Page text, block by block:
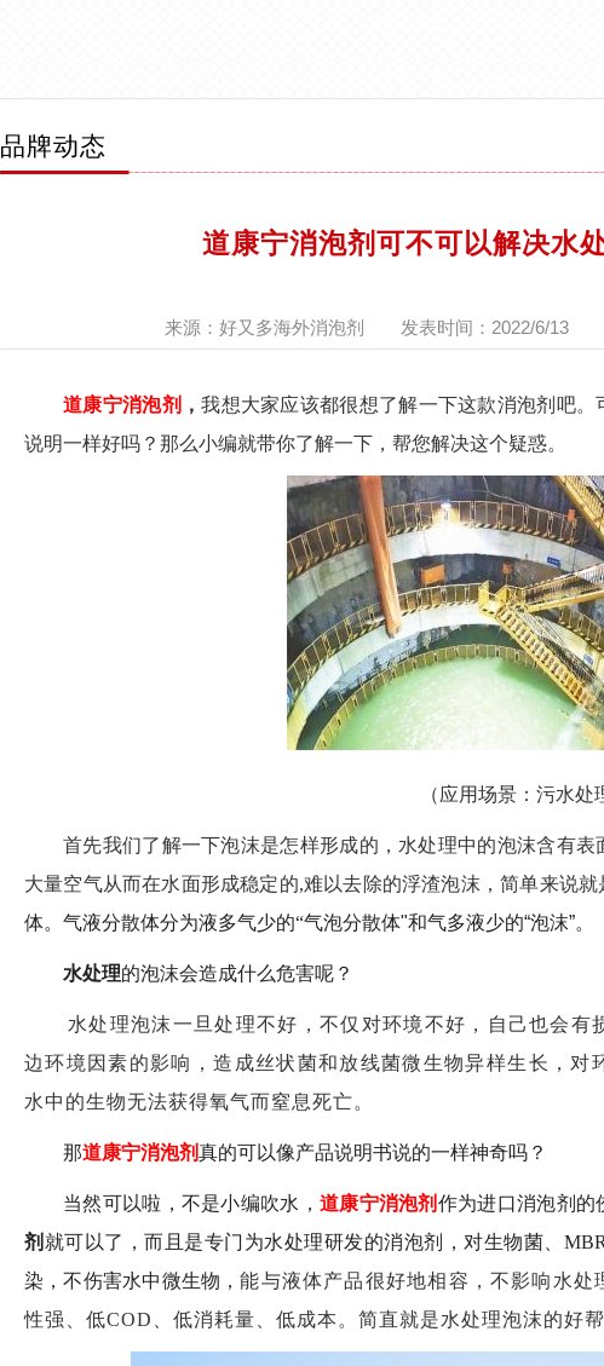
品牌动态
道康宁消泡剂可不可以解决水
来源：好又多海外消泡剂 发表时间：2022/6/13
道康宁消泡剂 ，我想大家应该都很想了解一下这款消泡剂吧
说明一样好吗？那么小编就带你了解一下，帮您解决这个疑惑。
（应用场景：污水处
首先我们了解一下泡沫是怎样形成的，水处理中的泡沫含有
大量空气从而在水面形成稳定的,难以去除的浮渣泡沫，简单来说就
体。气液分散体分为液多气少的“气泡分散体"和气多液少的“泡沫”。
水处理的泡沫会造成什么危害呢？
水处理泡沫一旦处理不好，不仅对环境不好，自己也会有
边环境因素的影响，造成丝状菌和放线菌微生物异样生长 ， 对
水中的生物无法获得氧气而窒息死亡。
那道康宁消泡剂真的可以像产品说明书说的一样神奇吗？
当然可以啦，不是小编吹水， 道康宁消泡剂 作为进口消泡剂的
剂 就可以了，而且是专门为水处理研发的消泡剂， 对生物菌、
染，不伤害水中微生物 ，能与液体产品很好地相容，不影响水
性强、低COD、低消耗量、低成本。 简直就是水处理泡沫的好